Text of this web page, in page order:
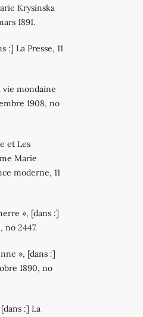
Krysinska
1891.
:] La Presse, 11
vie mondaine
1908, no
et Les
Marie
moderne, 11
», [dans :]
no 2447.
», [dans :]
1890, no
:] La